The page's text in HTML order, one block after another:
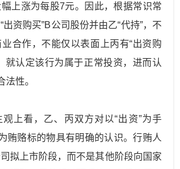
上涨为每股7元。因此，根据常识常
出资购买”B公司股份并由乙“代持”，不
合作，不能仅以表面上丙有“出资购
就认定该行为属于正常投资，进而认
法性。
上看，乙、丙双方对以“出资”为手
贿赂标的物具有明确的认识。行贿人
拟上市阶段，而不是其他阶段向国家